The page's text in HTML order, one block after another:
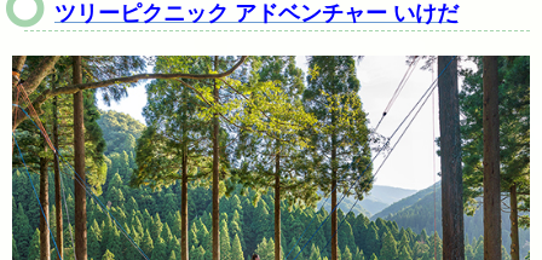
ツリーピクニック アドベンチャー いけだ